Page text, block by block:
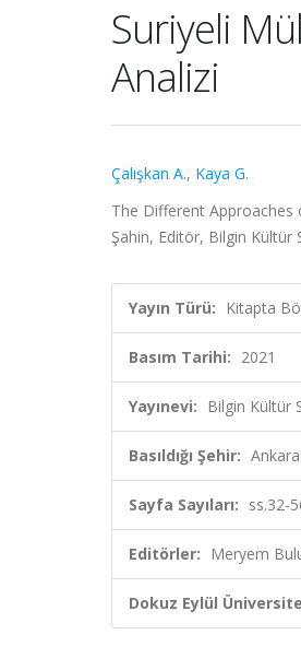
Suriyeli
Analizi
Çalışkan A., Kaya G.
The Different
Şahin, Editör, Bilgin Kültür
Yayın Türü: Kitapta
Basım Tarihi: 2021
Yayınevi: Bilgin Kültür
Basıldığı Şehir: Ankara
Sayfa Sayıları: ss.32-
Editörler: Meryem
Dokuz Eylül